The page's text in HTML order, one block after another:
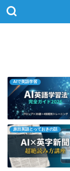
AIで英語学習
原田英語とっておきの話